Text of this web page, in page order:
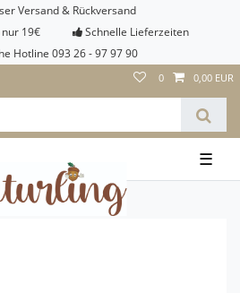
Versand & Rückversand
19€
Schnelle Lieferzeiten
Hotline 093 26 - 97 97 90
0 0,00 EUR
☰